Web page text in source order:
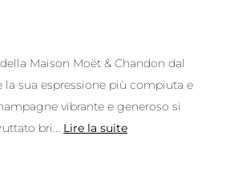
Maison Moët & Chandon dal
la sua espressione più compiuta e
vibrante e generoso si
bri
Lire la suite